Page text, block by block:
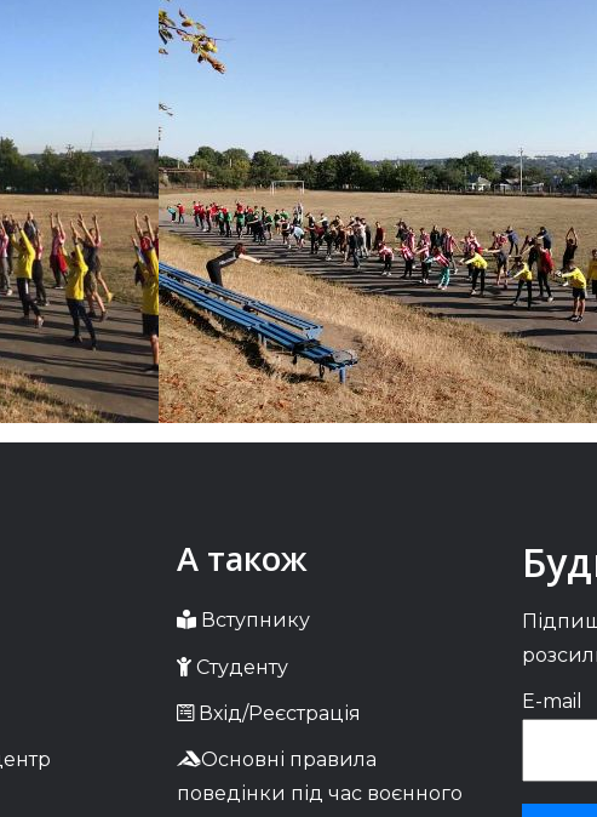
А також
Вступнику
Студенту
Вхід/Реєстрація
Основні правила
поведінки під час воєнного
E-mail